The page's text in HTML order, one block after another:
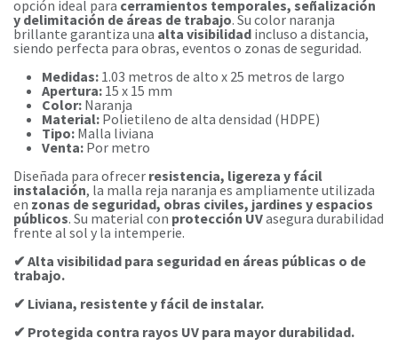
opción ideal para cerramientos temporales, señalización
y delimitación de áreas de trabajo. Su color naranja
brillante garantiza una alta visibilidad incluso a distancia,
siendo perfecta para obras, eventos o zonas de seguridad.
Medidas: 1.03 metros de alto x 25 metros de largo
Apertura: 15 x 15 mm
Color: Naranja
Material: Polietileno de alta densidad (HDPE)
Tipo: Malla liviana
Venta: Por metro
Diseñada para ofrecer resistencia, ligereza y fácil
instalación, la malla reja naranja es ampliamente utilizada
en zonas de seguridad, obras civiles, jardines y espacios
públicos. Su material con protección UVasegura durabilidad
frente al sol y la intemperie.
✔ Alta visibilidad para seguridad en áreas públicas o de
trabajo.
✔ Liviana, resistente y fácil de instalar.
✔ Protegida contra rayos UV para mayor durabilidad.